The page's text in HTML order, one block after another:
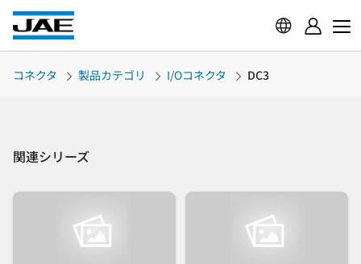
コネクタ 製品カテゴリ I/Oコネクタ DC3
関連シリーズ